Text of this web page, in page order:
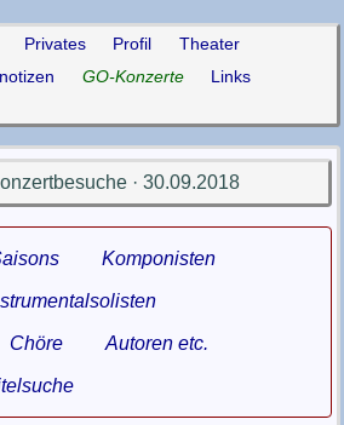
Privates Profil
Theater
GO-Konzerte Links
· 30.09.2018
Komponisten
Chöre Autoren etc.